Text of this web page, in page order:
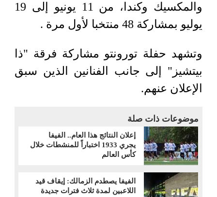
والمكسيك وكندا، من 11 يونيو إلى 19
يوليو بمشاركة 48 منتخبا لأول مرة .
وتشهد حفلة تورونتو مشاركة فرقة "ذا
بيتشيز" إلى جانب الفنانين الذين سبق
الإعلان عنهم.
موضوعات ذات صلة
إعلان النتائج هذا العام.. الفيفا
يجري 1933 اختباراً للمنشطات خلال
كأس العالم
الفيفا يصطدم الزمالك: إيقاف قيد
اللاعبين لمدة ثلاث فترات جديدة